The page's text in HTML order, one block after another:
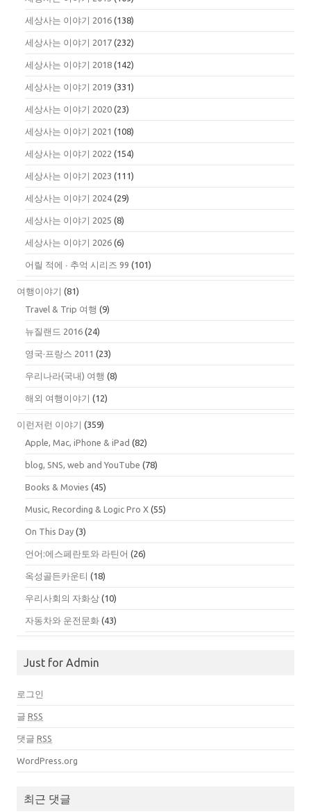
세상사는 이야기 2016 (138)
세상사는 이야기 2017 (232)
세상사는 이야기 2018 (142)
세상사는 이야기 2019 (331)
세상사는 이야기 2020 (23)
세상사는 이야기 2021 (108)
세상사는 이야기 2022 (154)
세상사는 이야기 2023 (111)
세상사는 이야기 2024 (29)
세상사는 이야기 2025 (8)
세상사는 이야기 2026 (6)
어릴 적에 ∙ 추억 시리즈 99 (101)
여행이야기 (81)
Travel & Trip 여행 (9)
뉴질랜드 2016 (24)
영국·프랑스 2011 (23)
우리나라(국내) 여행 (8)
해외 여행이야기 (12)
이런저런 이야기 (359)
Apple, Mac, iPhone & iPad (82)
blog, SNS, web and YouTube (78)
Books & Movies (45)
Music, Recording & Logic Pro X (55)
On This Day (3)
언어:에스페란토와 라틴어 (26)
옥성골든카운티 (18)
우리사회의 자화상 (10)
자동차와 운전문화 (43)
Just for Admin
로그인
글 RSS
댓글 RSS
WordPress.org
최근 댓글